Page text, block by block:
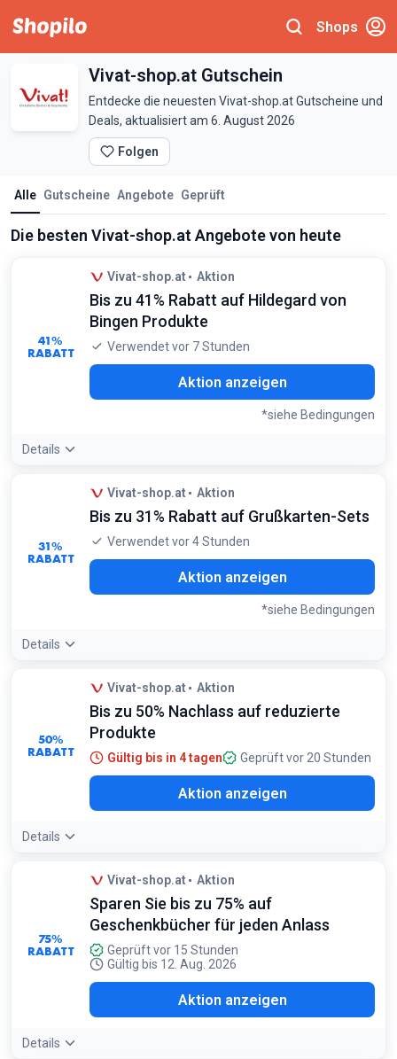
Shops
Vivat-shop.at Gutschein
Entdecke die neuesten Vivat-shop.at Gutscheine und
Deals, aktualisiert am 6. August 2026
Folgen
Alle Gutscheine Angebote Geprüft
Die besten Vivat-shop.at Angebote von heute
41%
RABATT
Vivat-shop.at Aktion
Bis zu 41% Rabatt auf Hildegard von
Bingen Produkte
Verwendet vor 7 Stunden
Aktion anzeigen
*siehe Bedingungen
Details
Angebotsdetails:
Nutzen Sie diese Rabatte während der
Fastenzeit für natürliche Heilmittel und Ratgeber
Bedingungen:
Gilt für ausgewählte Produkte in der Kategorie Hildegard
31%
RABATT
Vivat-shop.at Aktion
Bis zu 31% Rabatt auf Grußkarten-Sets
Verwendet vor 4 Stunden
Aktion anzeigen
*siehe Bedingungen
Details
Angebotsdetails:
Der Kauf von Sets ist deutlich günstiger
als der Einzelkauf von Karten; decken Sie sich mit Vorrat für
das ganze Jahr ein
Bedingungen:
Gültig für speziell markierte 5er- oder 12er-Kartensets
50%
RABATT
Vivat-shop.at Aktion
Bis zu 50% Nachlass auf reduzierte
Produkte
Gültig bis in 4 tagen Geprüft vor 20 Stunden
Aktion anzeigen
Details
75%
RABATT
Vivat-shop.at Aktion
Sparen Sie bis zu 75% auf
Geschenkbücher für jeden Anlass
Geprüft vor 15 Stunden
Gültig bis 12. Aug. 2026
Aktion anzeigen
Details